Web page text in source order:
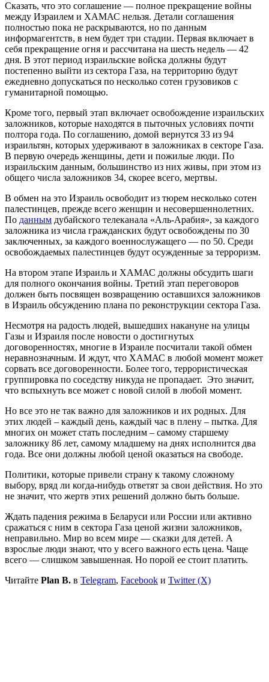
Сказать, что это соглашение — полное прекращение войны
между Израилем и ХАМАС нельзя. Детали соглашения
полностью пока не раскрываются, но по данным
информагентств, в нем будет три стадии. Первая включает в
себя прекращение огня и рассчитана на шесть недель — 42
дня. В этот период израильские войска должны будут
постепенно выйти из сектора Газа, на территорию будут
ежедневно допускаться по несколько сотен грузовиков с
гуманитарной помощью.
Кроме того, первый этап включает освобождение израильских
заложников, которые находятся в пыточных условиях почти
полтора года. По соглашению, домой вернутся 33 из 94
израильтян, которых удерживают в заложниках в секторе Газа.
В первую очередь женщины, дети и пожилые люди. По
израильским данным, большинство из них живы, при этом из
общего числа заложников 34, скорее всего, мертвы.
В обмен на это Израиль освободит из тюрем несколько сотен
палестинцев, прежде всего женщин и несовершеннолетних.
По данным дубайского телеканала «Аль-Арабия», за каждого
заложника из числа гражданских будут освобождены по 30
заключенных, за каждого военнослужащего — по 50. Среди
освобождаемых палестинцев будут осужденные за терроризм.
На втором этапе Израиль и ХАМАС должны обсудить шаги
для полного окончания войны. Третий этап переговоров
должен быть посвящен возвращению оставшихся заложников
в Израиль обсуждению плана по реконструкции сектора Газа.
Несмотря на радость людей, вышедших накануне на улицы
Газы и Израиля после новости о достигнутых
договоренностях, многие в Израиле посчитали такой обмен
неравнозначным. И ждут, что ХАМАС в любой момент может
сорвать все договоренности. Более того, террористическая
группировка по соседству никуда не пропадает. Это значит,
что вспыхнуть все может с новой силой в любой момент.
Но все это не так важно для заложников и их родных. Для
этих людей – каждый день, каждый час в плену – пытка. Для
многих он может стать последним – самому старшему
заложнику 86 лет, самому младшему на днях исполнится два
года. Все они должны любой ценой оказаться на свободе.
Политики, которые привели страну к такому сложному
выбору, вряд ли когда-нибудь ответят за свои действия. Но это
не значит, что жертв этих решений должно быть больше.
Ждать падения режима в Беларуси или России или активно
сражаться с ним в сектора Газа ценой жизни заложников,
неправильно. Мир во всем мире — сказки для детей. А
взрослые люди знают, что у всего важного есть цена. Чаще
всего — слишком завышенная. Но порой ее стоит платить.
Читайте Plan B. в Telegram, Facebook и Twitter (X)